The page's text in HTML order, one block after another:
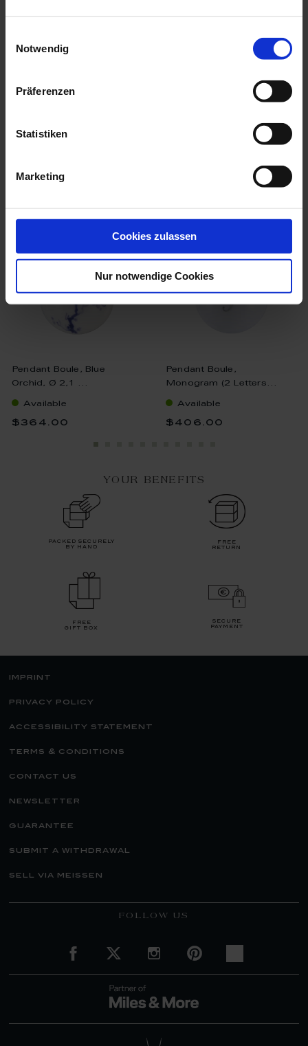
Notwendig
Präferenzen
Statistiken
Marketing
Cookies zulassen
Nur notwendige Cookies
Sapphire,...
$1,042.00
Necklace Royal Blossom
more products from the
pendant boule collection
Pendant Boule, Blue
Orchid, Ø 2,1 ...
Available
$364.00
Pendant Boule,
Monogram (2 Letters...
Available
$406.00
YOUR BENEFITS
packed securely
by hand
free
return
free
gift box
secure
payment
imprint
privacy policy
accessibility statement
terms & conditions
contact us
newsletter
guarantee
submit a withdrawal
sell via meissen
FOLLOW US